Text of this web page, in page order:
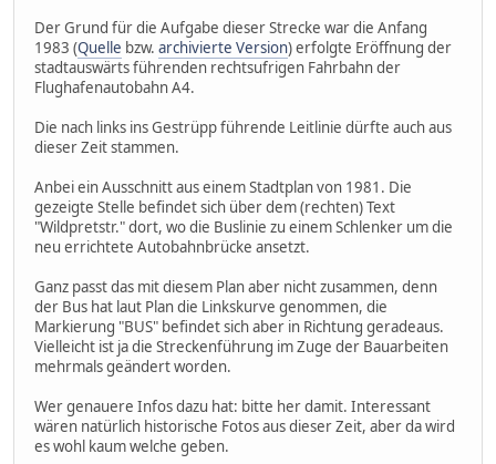
Der Grund für die Aufgabe dieser Strecke war die Anfang
1983 (Quelle bzw. archivierte Version) erfolgte Eröffnung der
stadtauswärts führenden rechtsufrigen Fahrbahn der
Flughafenautobahn A4.
Die nach links ins Gestrüpp führende Leitlinie dürfte auch aus
dieser Zeit stammen.
Anbei ein Ausschnitt aus einem Stadtplan von 1981. Die
gezeigte Stelle befindet sich über dem (rechten) Text
"Wildpretstr." dort, wo die Buslinie zu einem Schlenker um die
neu errichtete Autobahnbrücke ansetzt.
Ganz passt das mit diesem Plan aber nicht zusammen, denn
der Bus hat laut Plan die Linkskurve genommen, die
Markierung "BUS" befindet sich aber in Richtung geradeaus.
Vielleicht ist ja die Streckenführung im Zuge der Bauarbeiten
mehrmals geändert worden.
Wer genauere Infos dazu hat: bitte her damit. Interessant
wären natürlich historische Fotos aus dieser Zeit, aber da wird
es wohl kaum welche geben.